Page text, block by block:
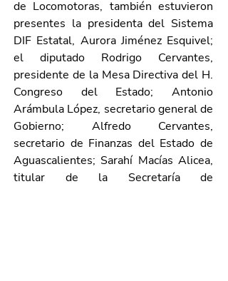
de Locomotoras, también estuvieron
presentes la presidenta del Sistema
DIF Estatal, Aurora Jiménez Esquivel;
el diputado Rodrigo Cervantes,
presidente de la Mesa Directiva del H.
Congreso del Estado; Antonio
Arámbula López, secretario general de
Gobierno; Alfredo Cervantes,
secretario de Finanzas del Estado de
Aguascalientes; Sarahí Macías Alicea,
titular de la Secretaría de